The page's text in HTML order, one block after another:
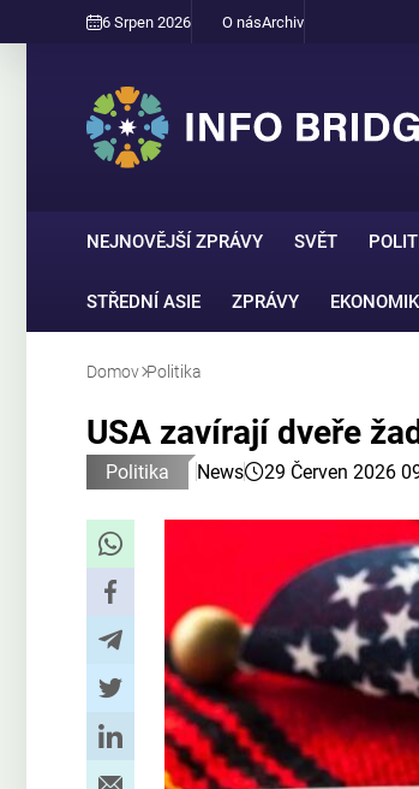
6 Srpen 2026 O násArchiv
NEJNOVĚJŠÍ ZPRÁVY SVĚT
STŘEDNÍ ASIE ZPRÁVY
Domov Politika
USA zavírají dveře
Politika News 29 Červen 2026